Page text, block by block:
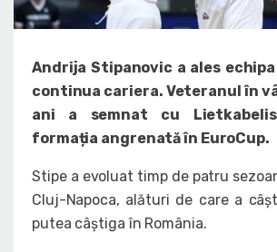
Andrija Stipanovic a ales
continua cariera. Veteranul în
ani a semnat cu Lietkabelis
formația angrenată în EuroCup.
Stipe a evoluat timp de patru
Cluj-Napoca, alături de care a
putea câștiga în România.